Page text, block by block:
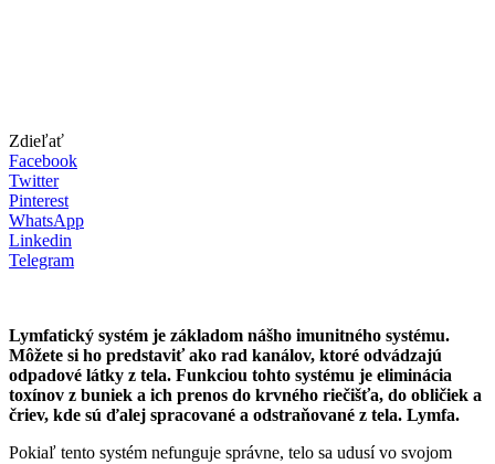
Zdieľať
Facebook
Twitter
Pinterest
WhatsApp
Linkedin
Telegram
Lymfatický systém je základom nášho imunitného systému.
Môžete si ho predstaviť ako rad kanálov, ktoré odvádzajú
odpadové látky z tela. Funkciou tohto systému je eliminácia
toxínov z buniek a ich prenos do krvného riečišťa, do obličiek a
čriev, kde sú ďalej spracované a odstraňované z tela. Lymfa.
Pokiaľ tento systém nefunguje správne, telo sa udusí vo svojom